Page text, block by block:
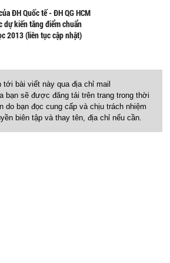
ĐH Quốc tế - ĐH QG HCM
dự kiến tăng điểm chuẩn
2013 (liên tục cập nhật)
bài viết này qua địa chỉ mail
bạn sẽ được đăng tải trên trang trong thời
do bạn đọc cung cấp và chịu trách nhiệm
biên tập và thay tên, địa chỉ nếu cần.